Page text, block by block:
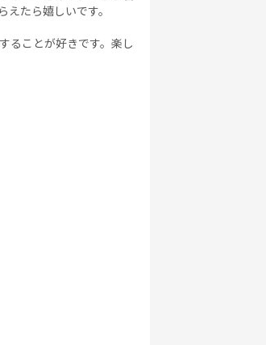
たら嬉しいです。
ることが好きです。楽し